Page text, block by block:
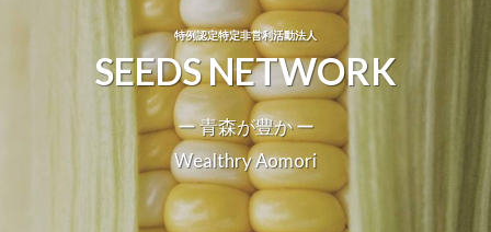
特例認定特定非営利活動法人
SEEDS NETWORK
ー 青森が豊か ー
Wealthry Aomori